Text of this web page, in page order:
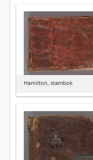
Hamilton, stambok